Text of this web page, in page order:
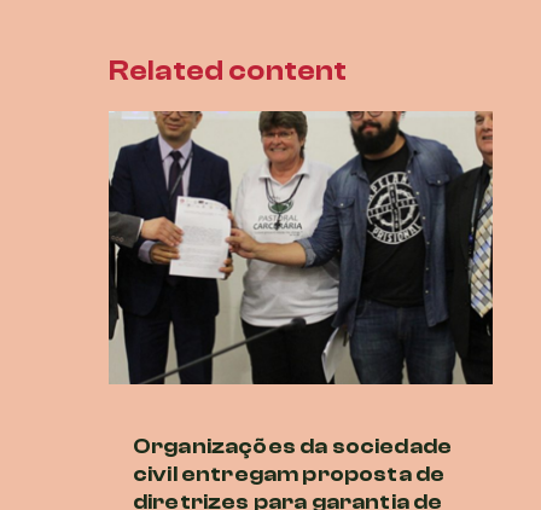
Related content
Organizações da sociedade
civil entregam proposta de
diretrizes para garantia de